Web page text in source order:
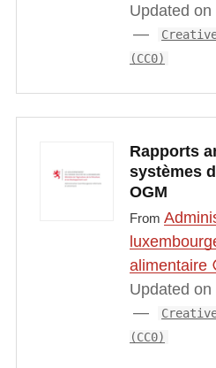
Updated
Creative
(CC0)
Rapports
systèmes
OGM
From
alimentaire
Updated
Creative
(CC0)